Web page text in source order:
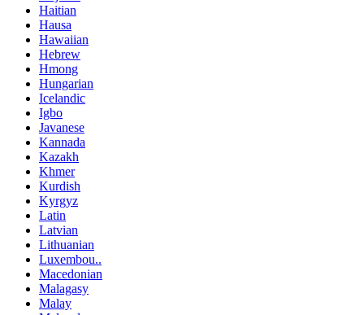
Haitian
Hausa
Hawaiian
Hebrew
Hmong
Hungarian
Icelandic
Igbo
Javanese
Kannada
Kazakh
Khmer
Kurdish
Kyrgyz
Latin
Latvian
Lithuanian
Luxembou..
Macedonian
Malagasy
Malay